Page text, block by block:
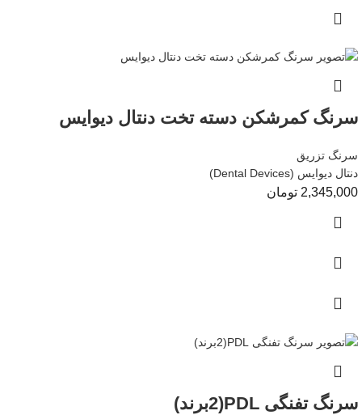
سرنگ کمرشکن دسته تخت دنتال دیوایس
سرنگ تزریق
دنتال دیوایس (Dental Devices)
2,345,000 تومان
سرنگ تفنگی PDL(2برند)